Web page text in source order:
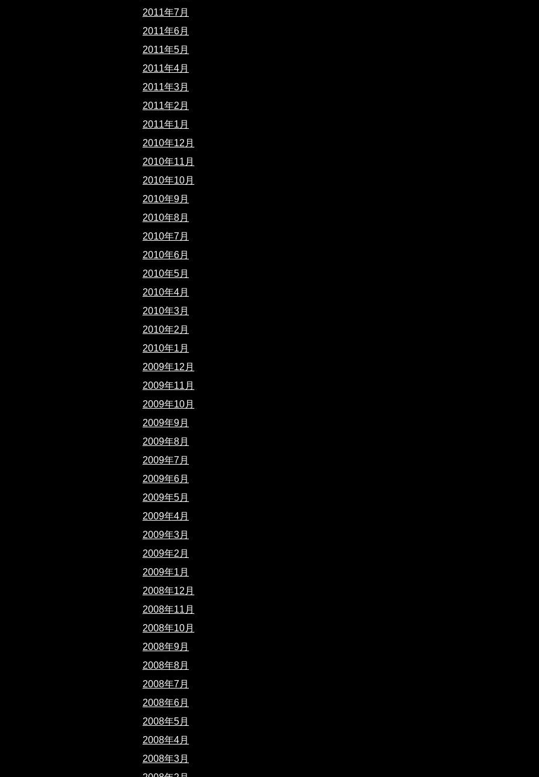
2011年7月
2011年6月
2011年5月
2011年4月
2011年3月
2011年2月
2011年1月
2010年12月
2010年11月
2010年10月
2010年9月
2010年8月
2010年7月
2010年6月
2010年5月
2010年4月
2010年3月
2010年2月
2010年1月
2009年12月
2009年11月
2009年10月
2009年9月
2009年8月
2009年7月
2009年6月
2009年5月
2009年4月
2009年3月
2009年2月
2009年1月
2008年12月
2008年11月
2008年10月
2008年9月
2008年8月
2008年7月
2008年6月
2008年5月
2008年4月
2008年3月